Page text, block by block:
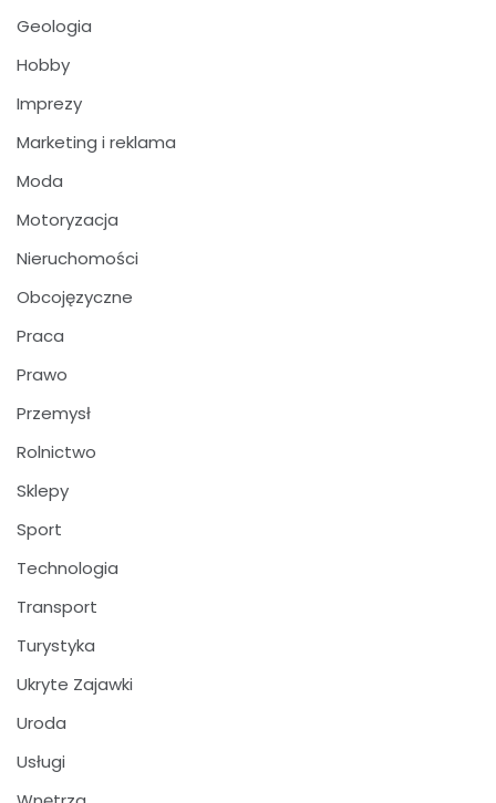
Geologia
Hobby
Imprezy
Marketing i reklama
Moda
Motoryzacja
Nieruchomości
Obcojęzyczne
Praca
Prawo
Przemysł
Rolnictwo
Sklepy
Sport
Technologia
Transport
Turystyka
Ukryte Zajawki
Uroda
Usługi